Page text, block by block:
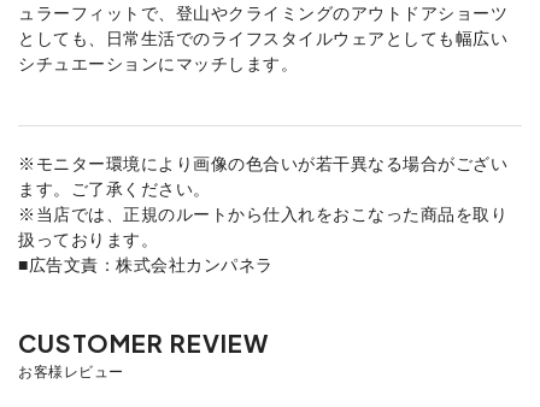
ュラーフィットで、登山やクライミングのアウトドアショーツ
としても、日常生活でのライフスタイルウェアとしても幅広い
シチュエーションにマッチします。
※モニター環境により画像の色合いが若干異なる場合がござい
ます。ご了承ください。
※当店では、正規のルートから仕入れをおこなった商品を取り
扱っております。
■広告文責：株式会社カンパネラ